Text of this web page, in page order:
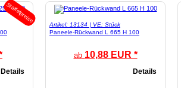
Staffelpreise
Details
Artikel: 13134 | VE: Stück
Paneele-Rückwand L 665 H 100
ab 10,88 EUR *
Details